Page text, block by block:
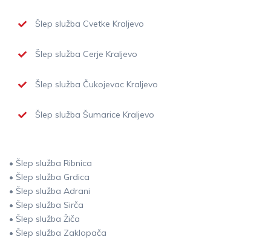
Šlep služba Cvetke Kraljevo
Šlep služba Cerje Kraljevo
Šlep služba Čukojevac Kraljevo
Šlep služba Šumarice Kraljevo
• Šlep služba Ribnica
• Šlep služba Grdica
• Šlep služba Adrani
• Šlep služba Sirča
• Šlep služba Žiča
• Šlep služba Zaklopača